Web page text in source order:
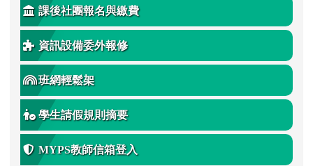
課後社團報名與繳費
資訊設備委外報修
班網輕鬆架
學生請假規則摘要
MYPS教師信箱登入